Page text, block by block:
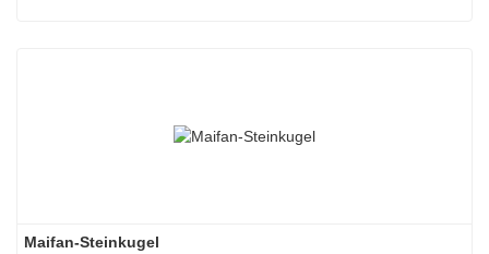
Maifan-Steinkugel